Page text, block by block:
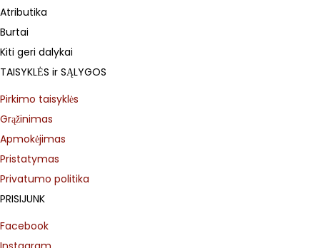
Atributika
Burtai
Kiti geri dalykai
TAISYKLĖS ir SĄLYGOS
Pirkimo taisyklės
Grąžinimas
Apmokėjimas
Pristatymas
Privatumo politika
PRISIJUNK
Facebook